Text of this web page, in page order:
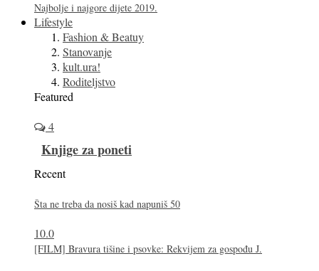
Najbolje i najgore dijete 2019.
Lifestyle
Fashion & Beatuy
Stanovanje
kult.ura!
Roditeljstvo
Featured
4
Knjige za poneti
Recent
Šta ne treba da nosiš kad napuniš 50
10.0
[FILM] Bravura tišine i psovke: Rekvijem za gospođu J.